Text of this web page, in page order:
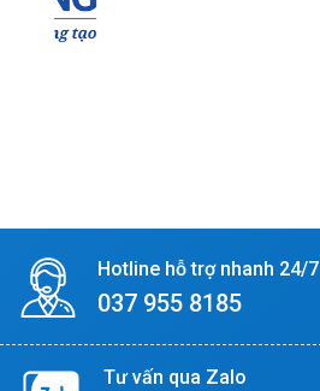
Hotline hỗ trợ nhanh 24/7
037 955 8185
Tư vấn qua Zalo